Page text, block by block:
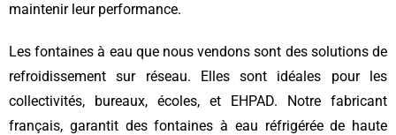
maintenir leur performance.
Les fontaines à eau que nous vendons sont des solutions de
refroidissement sur réseau. Elles sont idéales pour les
collectivités, bureaux, écoles, et EHPAD. Notre fabricant
français, garantit des fontaines à eau réfrigérée de haute